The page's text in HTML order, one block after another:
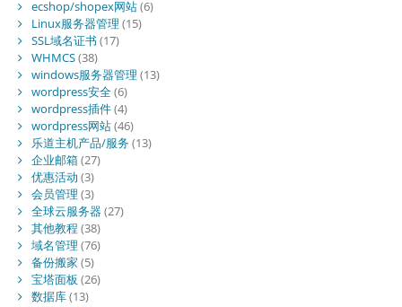
ecshop/shopex网站(6)
Linux服务器管理 (15)
SSL域名证书 (17)
WHMCS(38)
windows服务器管理 (13)
wordpress安全(6)
wordpress插件(4)
wordpress网站(46)
乐道主机产品/服务(13)
企业邮箱(27)
优惠活动 (3)
会员管理 (3)
全球云服务器 (27)
其他教程 (38)
域名管理 (76)
备份搬家 (5)
宝塔面板 (26)
数据库(13)